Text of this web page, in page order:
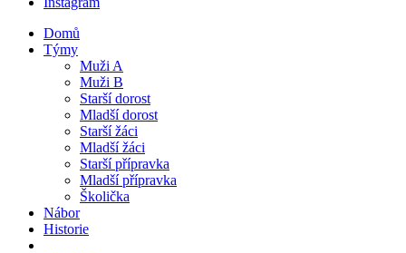
Domů
Týmy
Muži A
Muži B
Starší dorost
Mladší dorost
Starší žáci
Mladší žáci
Starší přípravka
Mladší přípravka
Školička
Nábor
Historie